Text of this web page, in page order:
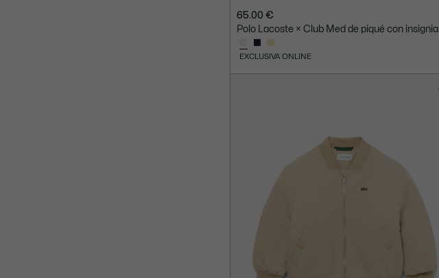
65.00 €
Polo Lacoste × Club Med de piqué con insignia
EXCLUSIVA ONLINE